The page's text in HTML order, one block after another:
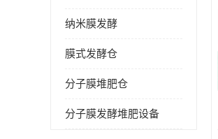
纳米膜发酵
膜式发酵仓
分子膜堆肥仓
分子膜发酵堆肥设备